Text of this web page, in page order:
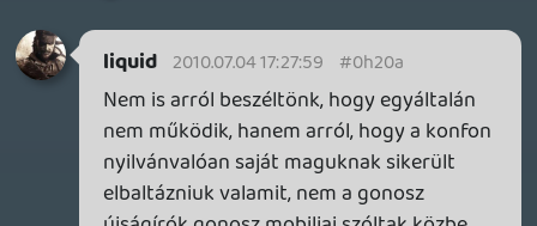
rehynn4 2010.07.04 11:40:41 #0h202
Miért kell bántani?:(
sigmavirus1 2010.07.04 08:09:06